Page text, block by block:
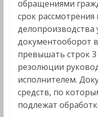
обращениями
срок
делопроизводства
документооборот
превышать строк
резолюции
исполнителем.
средств, по
подлежат